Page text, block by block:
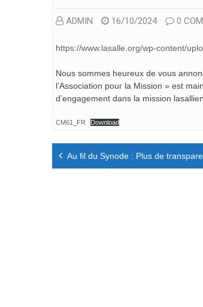
ADMIN 16/10/2024 0
https://www.lasalle.org/wp-content/
Nous sommes heureux de vous
l’Association pour la Mission » est
d’engagement dans la mission
CM61_FR Download
Navigation
de
Au fil du Synode : Plus de